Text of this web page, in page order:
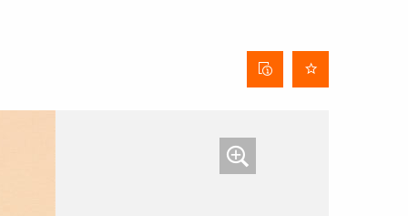
Behangdatenblatt